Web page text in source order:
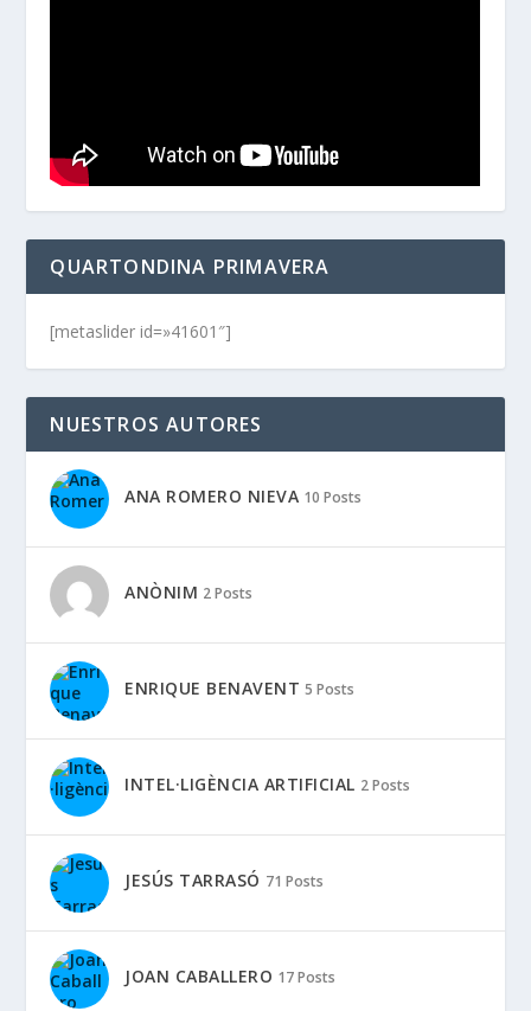
QUARTONDINA PRIMAVERA
[metaslider id=»41601″]
NUESTROS AUTORES
ANA ROMERO NIEVA 10 Posts
ANÒNIM 2 Posts
ENRIQUE BENAVENT 5 Posts
INTEL·LIGÈNCIA ARTIFICIAL 2 Posts
JESÚS TARRASÓ 71 Posts
JOAN CABALLERO 17 Posts